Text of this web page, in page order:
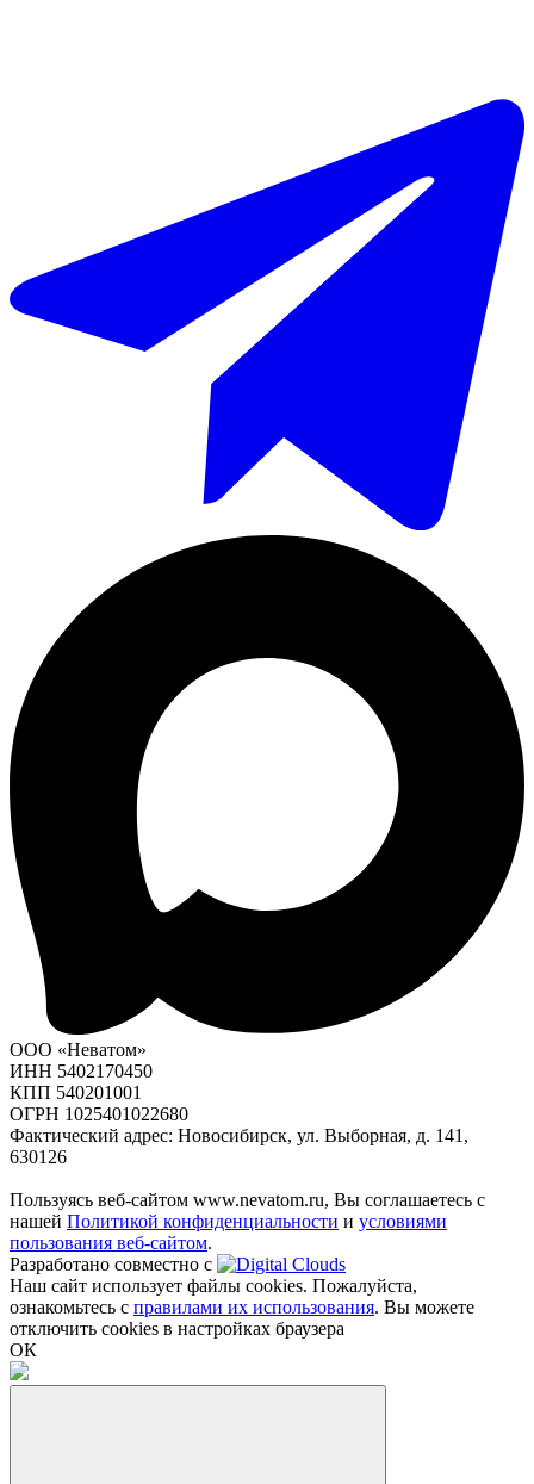
ООО «Неватом»
ИНН 5402170450
КПП 540201001
ОГРН 1025401022680
Фактический адрес: Новосибирск, ул. Выборная, д. 141,
630126
Пользуясь веб-сайтом www.nevatom.ru, Вы соглашаетесь с
нашей Политикой конфиденциальности и условиями
пользования веб-сайтом.
Разработано совместно с
Наш сайт использует файлы cookies. Пожалуйста,
ознакомьтесь с правилами их использования. Вы можете
отключить cookies в настройках браузера
ОК